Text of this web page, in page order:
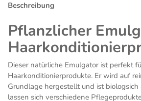
Beschreibung
Pflanzlicher
Dieser natürliche Emulgator ist perfekt
Haarkonditionierprodukte. Er wird auf
Grundlage hergestellt und ist biologsich
lassen sich verschiedene